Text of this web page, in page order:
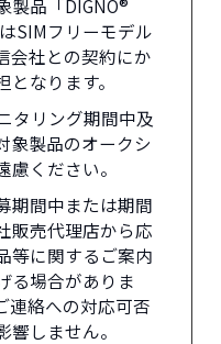
製品「DIGNO®
SIMフリーモデル
会社との契約にか
なります。
タリング期間中及
象製品のオークシ
慮ください。
期間中または期間
販売代理店から応
等に関するご案内
る場合がありま
連絡への対応可否
しません。